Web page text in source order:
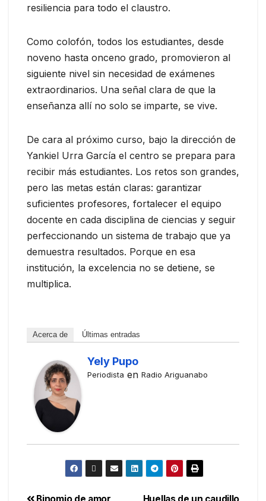
resiliencia para todo el claustro.
Como colofón, todos los estudiantes, desde
noveno hasta onceno grado, promovieron al
siguiente nivel sin necesidad de exámenes
extraordinarios. Una señal clara de que la
enseñanza allí no solo se imparte, se vive.
De cara al próximo curso, bajo la dirección de
Yankiel Urra García el centro se prepara para
recibir más estudiantes. Los retos son grandes,
pero las metas están claras: garantizar
suficientes profesores, fortalecer el equipo
docente en cada disciplina de ciencias y seguir
perfeccionando un sistema de trabajo que ya
demuestra resultados. Porque en esa
institución, la excelencia no se detiene, se
multiplica.
Acerca de Últimas entradas
Yely Pupo
Periodista en Radio Ariguanabo
Huellas de un caudillo
Binomio de amor